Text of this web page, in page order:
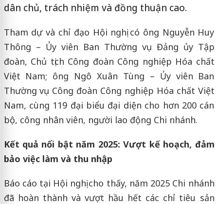
dân chủ, trách nhiệm và đồng thuận cao.
Tham dự và chỉ đạo Hội nghị có ông Nguyễn Huy
Thông – Ủy viên Ban Thường vụ Đảng ủy Tập
đoàn, Chủ tịch Công đoàn Công nghiệp Hóa chất
Việt Nam; ông Ngô Xuân Tùng – Ủy viên Ban
Thường vụ Công đoàn Công nghiệp Hóa chất Việt
Nam, cùng 119 đại biểu đại diện cho hơn 200 cán
bộ, công nhân viên, người lao động Chi nhánh.
Kết quả nổi bật năm 2025: Vượt kế hoạch, đảm
bảo việc làm và thu nhập
Báo cáo tại Hội nghị cho thấy, năm 2025 Chi nhánh
đã hoàn thành và vượt hầu hết các chỉ tiêu sản